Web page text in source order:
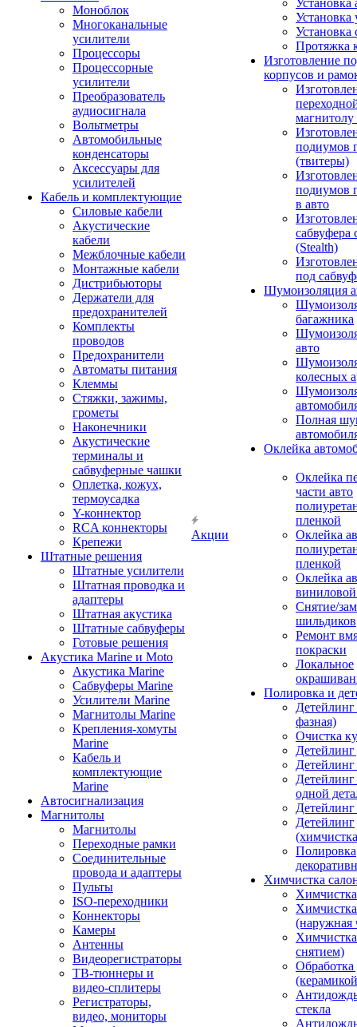
Моноблок
Многоканальные
усилители
Процессоры
Процессорные
усилители
Преобразователь
аудиосигнала
Вольтметры
Автомобильные
конденсаторы
Аксессуары для
усилителей
Кабель и комплектующие
Силовые кабели
Акустические
кабели
Межблочные кабели
Монтажные кабели
Дистрибьюторы
Держатели для
предохранителей
Комплекты
проводов
Предохранители
Автоматы питания
Клеммы
Стяжки, зажимы,
грометы
Наконечники
Акустические
терминалы и
сабвуферные чашки
Оплетка, кожух,
термоусадка
Y-коннектор
RCA коннекторы
Крепежи
Штатные решения
Штатные усилители
Штатная проводка и
адаптеры
Штатная акустика
Штатные сабвуферы
Готовые решения
Акустика Marine и Moto
Акустика Marine
Сабвуферы Marine
Усилители Marine
Магнитолы Marine
Крепления-хомуты
Marine
Кабель и
комплектующие
Marine
Автосигнализация
Магнитолы
Магнитолы
Переходные рамки
Соединительные
провода и адаптеры
Пульты
ISO-переходники
Коннекторы
Камеры
Антенны
Видеорегистраторы
ТВ-тюннеры и
видео-сплитеры
Регистраторы,
видео, мониторы
Акции
Установка
Установка
Установка
Протяжка
Изготовление
корпусов и
подиумов
(твитеры)
подиумов
в авто
сабвуфера
(Stealth)
под
Шумоизоляция
багажника
авто
колесных
Полная
Оклейка
Оклейка
части авто
пленкой
Оклейка
пленкой
Оклейка
Снятие/
шильдиков
Ремонт
покраски
Локальное
Полировка и
фазная)
Очистка
Детейлинг
одной
Детейлинг
Полировка
Химчистка
(наружная
снятием)
Обработка
стекла